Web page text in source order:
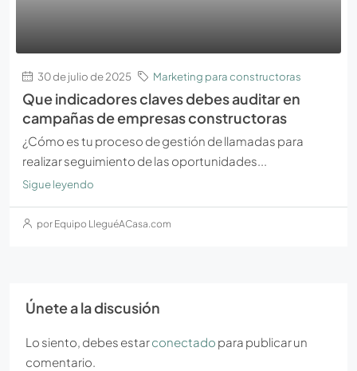
30 de julio de 2025 Marketing para constructoras
Que indicadores claves debes auditar en
campañas de empresas constructoras
¿Cómo es tu proceso de gestión de llamadas para
realizar seguimiento de las oportunidades...
Sigue leyendo
por Equipo LleguéACasa.com
Únete a la discusión
Lo siento, debes estarconectado para publicar un
comentario.